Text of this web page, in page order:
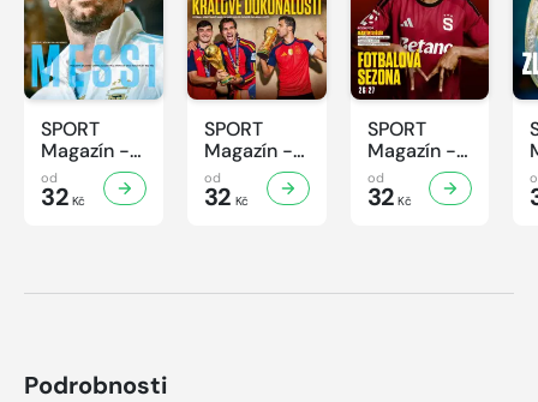
SPORT
Magazín -
32/2026
od
32 Kč
SPORT
Magazín -
31/2026
od
32 Kč
SPORT
Magazín -
30/2026
od
32 Kč
Podrobnosti